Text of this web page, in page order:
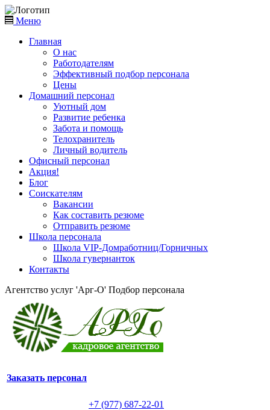
Меню
Главная
О нас
Работодателям
Эффективный подбор персонала
Цены
Домашний персонал
Уютный дом
Развитие ребенка
Забота и помощь
Телохранитель
Личный водитель
Офисный персонал
Акция!
Блог
Соискателям
Вакансии
Как составить резюме
Отправить резюме
Школа персонала
Школа VIP-Домработниц/Горничных
Школа гувернанток
Контакты
Агентство услуг 'Арг-О' Подбор персонала
Заказать персонал
+7 (977) 687-22-01